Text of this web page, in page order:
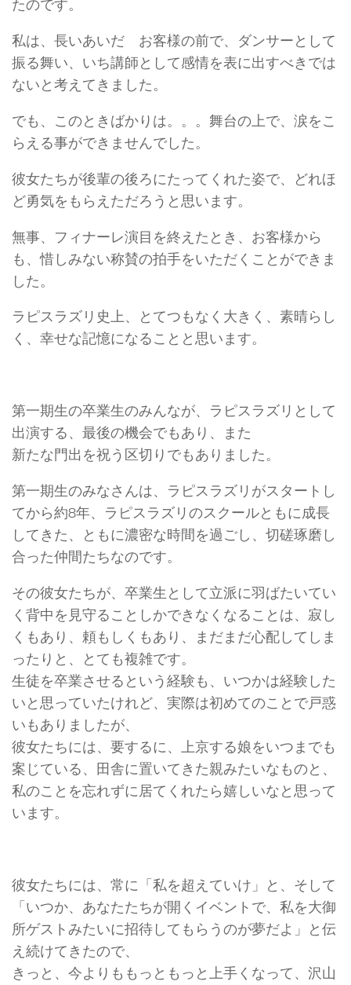
たのです。
私は、長いあいだ お客様の前で、ダンサーとして
振る舞い、いち講師として感情を表に出すべきでは
ないと考えてきました。
でも、このときばかりは。。。舞台の上で、涙をこ
らえる事ができませんでした。
彼女たちが後輩の後ろにたってくれた姿で、どれほ
ど勇気をもらえただろうと思います。
無事、フィナーレ演目を終えたとき、お客様から
も、惜しみない称賛の拍手をいただくことができま
した。
ラピスラズリ史上、とてつもなく大きく、素晴らし
く、幸せな記憶になることと思います。
第一期生の卒業生のみんなが、ラピスラズリとして
出演する、最後の機会でもあり、また
新たな門出を祝う区切りでもありました。
第一期生のみなさんは、ラピスラズリがスタートし
てから約8年、ラピスラズリのスクールともに成長
してきた、ともに濃密な時間を過ごし、切磋琢磨し
合った仲間たちなのです。
その彼女たちが、卒業生として立派に羽ばたいてい
く背中を見守ることしかできなくなることは、寂し
くもあり、頼もしくもあり、まだまだ心配してしま
ったりと、とても複雑です。
生徒を卒業させるという経験も、いつかは経験した
いと思っていたけれど、実際は初めてのことで戸惑
いもありましたが、
彼女たちには、要するに、上京する娘をいつまでも
案じている、田舎に置いてきた親みたいなものと、
私のことを忘れずに居てくれたら嬉しいなと思って
います。
彼女たちには、常に「私を超えていけ」と、そして
「いつか、あなたたちが開くイベントで、私を大御
所ゲストみたいに招待してもらうのが夢だよ」と伝
え続けてきたので、
きっと、今よりももっともっと上手くなって、沢山